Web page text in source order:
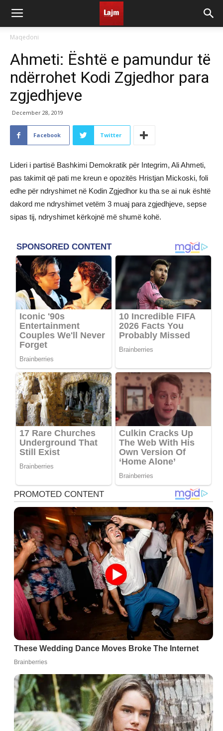
Maqedoni
Ahmeti: Është e pamundur të
ndërrohet Kodi Zgjedhor para
zgjedhjeve
December 28, 2019
Facebook Twitter
Lideri i partisë Bashkimi Demokratik për Integrim, Ali Ahmeti,
pas takimit që pati me kreun e opozitës Hristjan Mickoski, foli
edhe për ndryshimet në Kodin Zgjedhor ku tha se ai nuk është
dakord me ndryshimet vetëm 3 muaj para zgjedhjeve, sepse
sipas tij, ndryshimet kërkojnë më shumë kohë.